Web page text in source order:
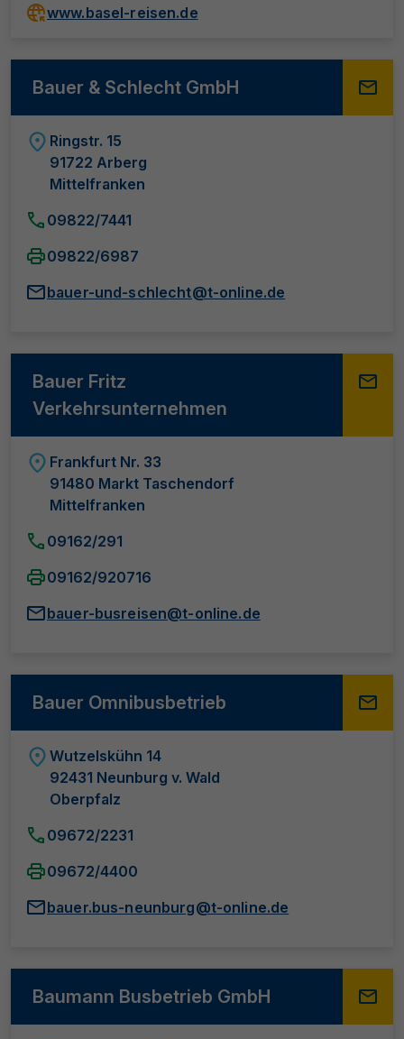
www.basel-reisen.de
Bauer & Schlecht GmbH
Ringstr. 15
91722 Arberg
Mittelfranken
09822/7441
09822/6987
bauer-und-schlecht@t-online.de
Bauer Fritz
Verkehrsunternehmen
Frankfurt Nr. 33
91480 Markt Taschendorf
Mittelfranken
09162/291
09162/920716
bauer-busreisen@t-online.de
Bauer Omnibusbetrieb
Wutzelskühn 14
92431 Neunburg v. Wald
Oberpfalz
09672/2231
09672/4400
bauer.bus-neunburg@t-online.de
Baumann Busbetrieb GmbH